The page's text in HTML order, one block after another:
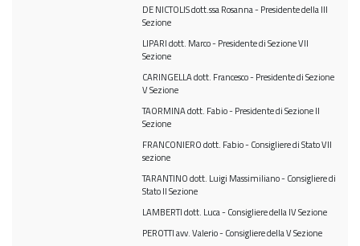
DE NICTOLIS dott.ssa Rosanna - Presidente della III
Sezione
LIPARI dott. Marco - Presidente di Sezione VII
Sezione
CARINGELLA dott. Francesco - Presidente di Sezione
V Sezione
TAORMINA dott. Fabio - Presidente di Sezione II
Sezione
FRANCONIERO dott. Fabio - Consigliere di Stato VII
sezione
TARANTINO dott. Luigi Massimiliano - Consigliere di
Stato II Sezione
LAMBERTI dott. Luca - Consigliere della IV Sezione
PEROTTI avv. Valerio - Consigliere della V Sezione